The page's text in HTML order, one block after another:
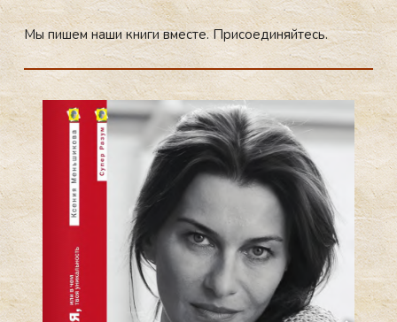
Мы пи­шем на­ши кни­ги вмес­те. При­со­еди­няй­тесь.